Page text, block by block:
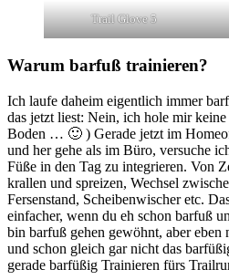
Trail Glove 5
Warum barfuß trainieren?
Ich laufe daheim eigentlich immer
das jetzt liest: Nein, ich hole mir
Boden … 🙂 ) Gerade jetzt im
und her gehe als im Büro, versuche
Füße in den Tag zu integrieren. Von
krallen und spreizen, Wechsel
Fersenstand, Scheibenwischer etc.
einfacher, wenn du eh schon barfuß
bin barfuß gehen gewöhnt, aber eben
und schon gleich gar nicht das
gerade barfüßig Trainieren fürs